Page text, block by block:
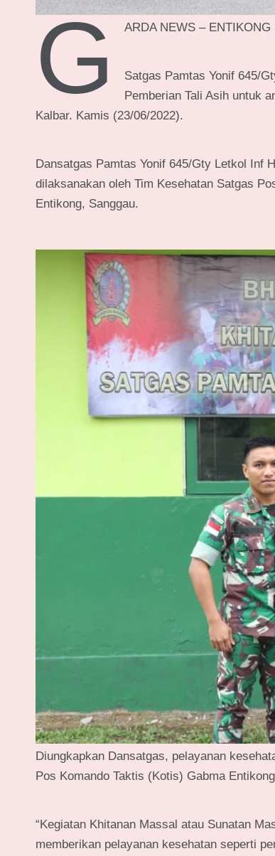
G ARDA NEWS – ENTIKONG
Satgas Pamtas Yonif 645/
Pemberian Tali Asih untuk
Kalbar. Kamis (23/06/2022).
Dansatgas Pamtas Yonif 645/Gty Letkol Inf
dilaksanakan oleh Tim Kesehatan Satgas
Entikong, Sanggau.
Diungkapkan Dansatgas, pelayanan
Pos Komando Taktis (Kotis) Gabma
“Kegiatan Khitanan Massal atau Sunatan
memberikan pelayanan kesehatan seperti